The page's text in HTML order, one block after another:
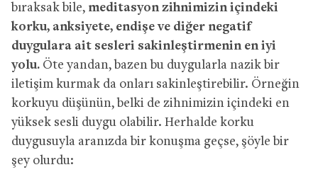
bıraksak bile, meditasyon zihnimizin içindeki
korku, anksiyete, endişe ve diğer negatif
duygulara ait sesleri sakinleştirmenin en iyi
yolu. Öte yandan, bazen bu duygularla nazik bir
iletişim kurmak da onları sakinleştirebilir. Örneğin
korkuyu düşünün, belki de zihnimizin içindeki en
yüksek sesli duygu olabilir. Herhalde korku
duygusuyla aranızda bir konuşma geçse, şöyle bir
şey olurdu: